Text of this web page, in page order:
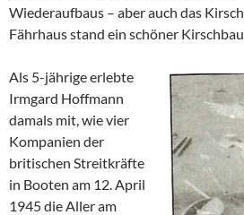
Wiederaufbaus – aber auch das
Fährhaus stand ein schöner
Als 5-jährige erlebte
Irmgard Hoffmann
damals mit, wie vier
Kompanien der
britischen Streitkräfte
in Booten am 12. April
1945 die Aller am